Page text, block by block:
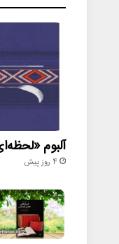
آلبوم
4 روز پیش